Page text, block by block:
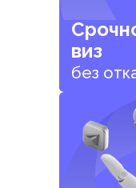
виз
без